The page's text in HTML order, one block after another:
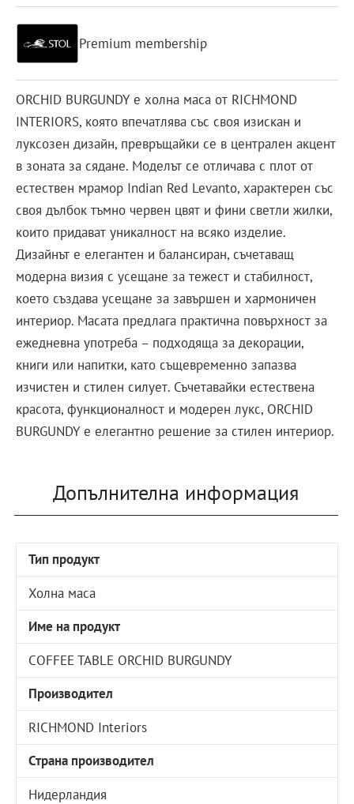
Premium membership
ORCHID BURGUNDY е холна маса от RICHMOND
INTERIORS, която впечатлява със своя изискан и
луксозен дизайн, превръщайки се в централен акцент
в зоната за сядане. Моделът се отличава с плот от
естествен мрамор Indian Red Levanto, характерен със
своя дълбок тъмно червен цвят и фини светли жилки,
които придават уникалност на всяко изделие.
Дизайнът е елегантен и балансиран, съчетаващ
модерна визия с усещане за тежест и стабилност,
което създава усещане за завършен и хармоничен
интериор. Масата предлага практична повърхност за
ежедневна употреба – подходяща за декорации,
книги или напитки, като същевременно запазва
изчистен и стилен силует. Съчетавайки естествена
красота, функционалност и модерен лукс, ORCHID
BURGUNDY е елегантно решение за стилен интериор.
Допълнителна информация
Тип продукт
Холна маса
Име на продукт
COFFEE TABLE ORCHID BURGUNDY
Производител
RICHMOND Interiors
Страна производител
Нидерландия